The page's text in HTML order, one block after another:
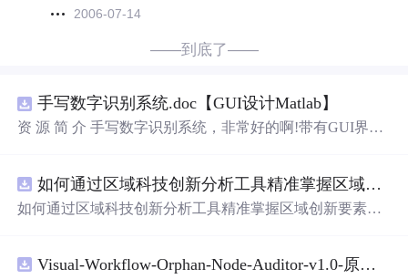
2006-07-14
——到底了——
手写数字识别系统.doc【GUI设计Matlab】
资 源 简 介 手写数字识别系统，非常好的啊!带有GUI界
带有直观的图形用户界面（GUI），非常容易使用。你只
需要将手写数字输入系统，它将立即给出准确的识别结
是一个非常方便和实用的工具，你一定会喜欢它的！
如何通过区域科技创新分析工具精准掌握区域创新要素分布与产业链融合现状？.docx
如何通过区域科技创新分析工具精准掌握区域创新要素分
Visual-Workflow-Orphan-Node-Auditor-v1.0-原创源码与文档.zip